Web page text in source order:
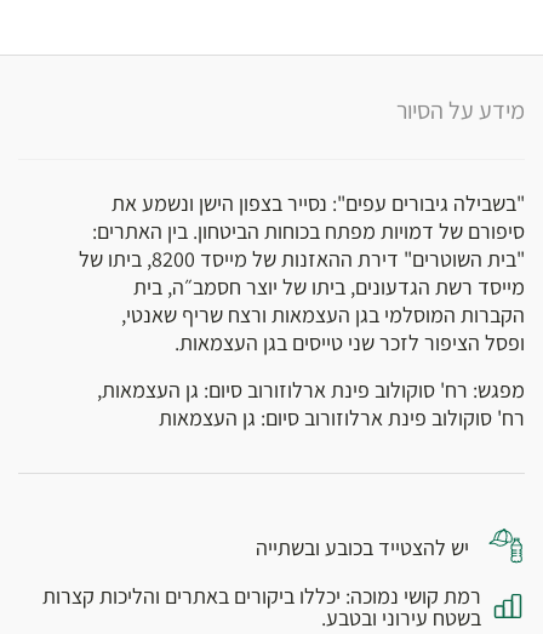
מידע על הסיור
"בשבילה גיבורים עפים": נסייר בצפון הישן ונשמע את
סיפורם של דמויות מפתח בכוחות הביטחון. בין האתרים:
"בית השוטרים" דירת ההאזנות של מייסד 8200, ביתו של
מייסד רשת הגדעונים, ביתו של יוצר חסמב״ה, בית
הקברות המוסלמי בגן העצמאות ורצח שריף שאנטי,
ופסל הציפור לזכר שני טייסים בגן העצמאות.
מפגש: רח' סוקולוב פינת ארלוזורוב סיום: גן העצמאות,
רח' סוקולוב פינת ארלוזורוב סיום: גן העצמאות
יש להצטייד בכובע ובשתייה
רמת קושי נמוכה: יכללו ביקורים באתרים והליכות קצרות
בשטח עירוני ובטבע.